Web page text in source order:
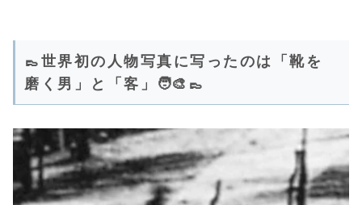
👞世界初の人物写真に写ったのは「靴を
磨く男」と「客」🧑‍🎨👞